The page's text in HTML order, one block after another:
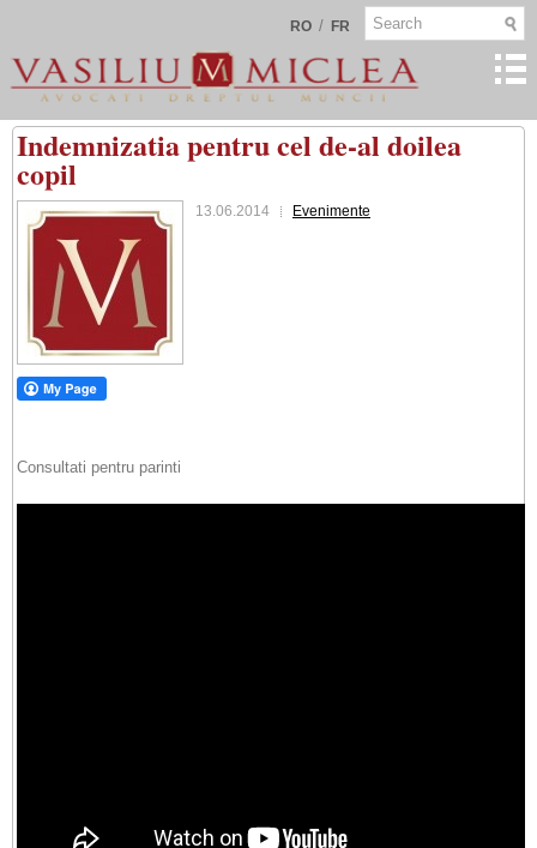
RO / FR
Indemnizatia pentru cel de-al doilea
copil
13.06.2014 Evenimente
Consultati pentru parinti